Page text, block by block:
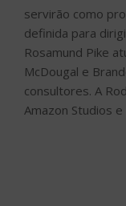
servirão como
definida para
Rosamund Pike
McDougal e
consultores. A
Amazon Studios